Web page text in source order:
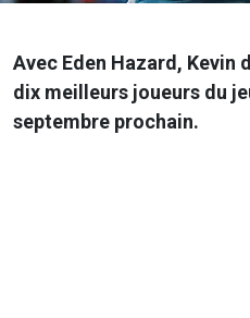
Avec Eden Hazard, Kevin
dix meilleurs joueurs du
septembre prochain.